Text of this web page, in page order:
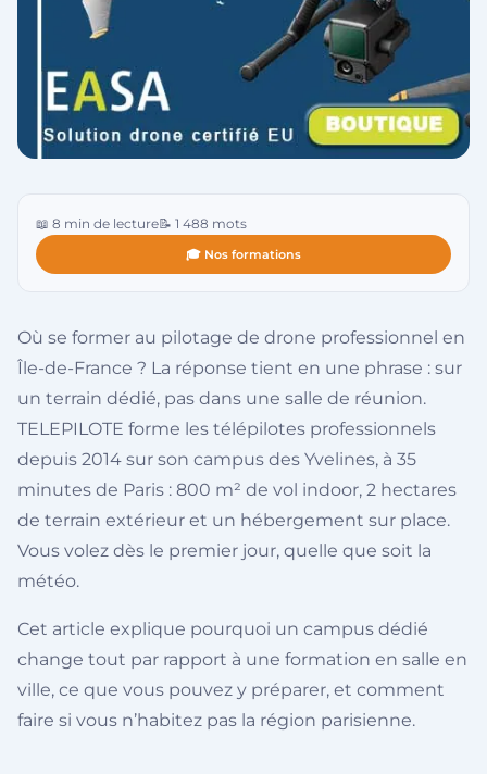
📖 8 min de lecture📝 1 488 mots
🎓 Nos formations
Où se former au pilotage de drone professionnel en
Île-de-France ? La réponse tient en une phrase : sur
un terrain dédié, pas dans une salle de réunion.
TELEPILOTE forme les télépilotes professionnels
depuis 2014 sur son campus des Yvelines, à 35
minutes de Paris : 800 m² de vol indoor, 2 hectares
de terrain extérieur et un hébergement sur place.
Vous volez dès le premier jour, quelle que soit la
météo.
Cet article explique pourquoi un campus dédié
change tout par rapport à une formation en salle en
ville, ce que vous pouvez y préparer, et comment
faire si vous n’habitez pas la région parisienne.